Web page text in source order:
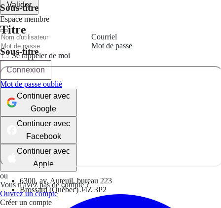
Sous-titre
Titre
Sous-titre
6300, av. Auteuil, bureau 223
Brossard (Québec) J4Z 3P2
Valider
Espace membre
Courriel
Mot de passe
Se rappeler de moi
Connexion
Mot de passe oublié
Continuer avec
Google
Continuer avec
Facebook
Continuer avec
Apple
ou
Vous n'avez pas de compte ?
Ouvrez un compte
Créer un compte